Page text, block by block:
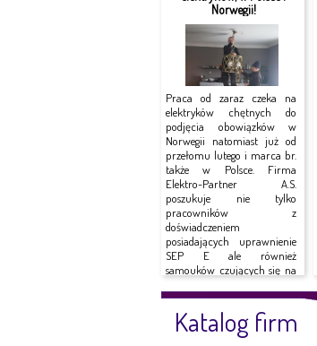
Norwegii!
Praca od zaraz czeka na
elektryków chętnych do
podjęcia obowiązków w
Norwegii natomiast już od
przełomu lutego i marca br.
także w Polsce. Firma
Elektro-Partner A.S.
poszukuje nie tylko
pracowników z
doświadczeniem
posiadających uprawnienie
SEP E ale również
samouków czujących się na
Katalog firm